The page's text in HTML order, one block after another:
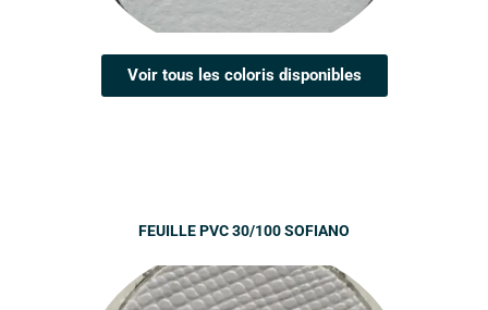
Voir tous les coloris disponibles
FEUILLE PVC 30/100 SOFIANO